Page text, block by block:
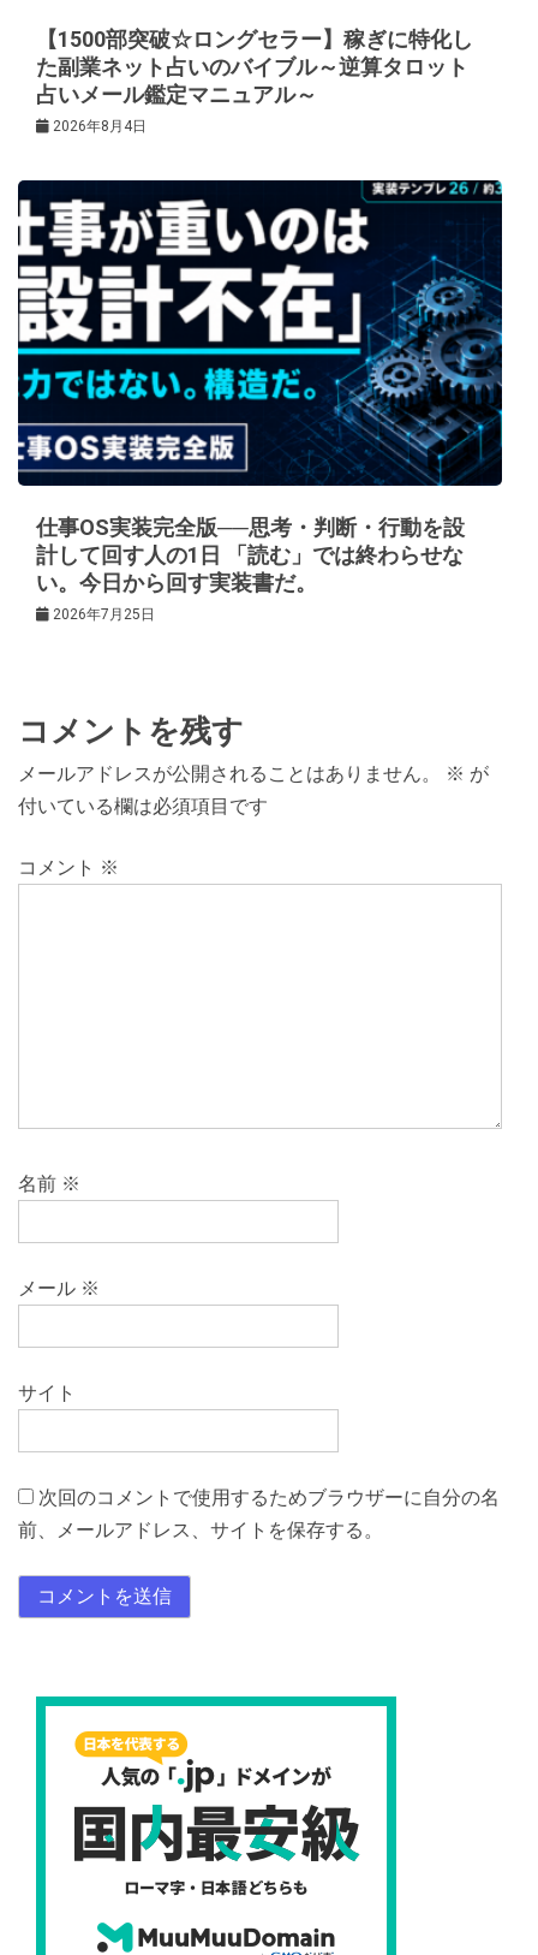
【1500部突破☆ロングセラー】稼ぎに特化し
た副業ネット占いのバイブル～逆算タロット
占いメール鑑定マニュアル～
2026年8月4日
仕事OS実装完全版──思考・判断・行動を設
計して回す人の1日 「読む」では終わらせな
い。今日から回す実装書だ。
2026年7月25日
コメントを残す
メールアドレスが公開されることはありません。 ※ が
付いている欄は必須項目です
コメント ※
名前 ※
メール ※
サイト
次回のコメントで使用するためブラウザーに自分の名
前、メールアドレス、サイトを保存する。